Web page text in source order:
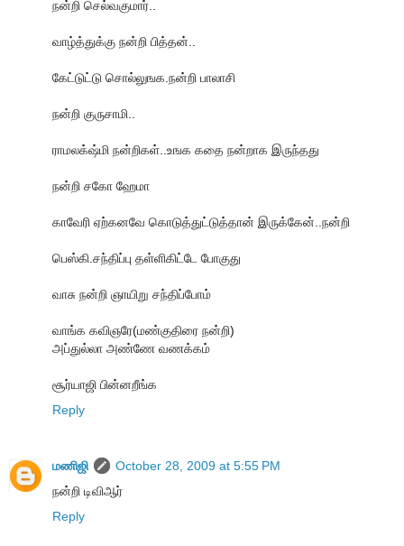
நன்றி செல்வகுமார்..
வாழ்த்துக்கு நன்றி பித்தன்..
கேட்டுட்டு சொல்லுஙக.நன்றி பாலாசி
நன்றி குருசாமி..
ராமலக்‌ஷ்மி நன்றிகள்..உஙக கதை நன்றாக இருந்தது
நன்றி சகோ ஹேமா
காவேரி ஏற்கனவே கொடுத்துட்டுத்தான் இருக்கேன்..நன்றி
பெஸ்கி.சந்திப்பு தள்ளிகிட்டே போகுது
வாசு நன்றி ஞாயிறு சந்திப்போம்
வாங்க கவிஞரே(மண்குதிரை நன்றி)
அப்துல்லா அண்ணே வணக்கம்
சூர்யாஜி பின்னறீங்க
Reply
மணிஜி
October 28, 2009 at 5:55 PM
நன்றி டிவிஆர்
Reply